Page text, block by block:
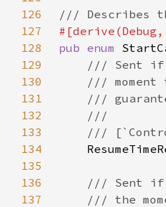
126
127
128
pub enum
129
130
131
132
133
134
135
136
137